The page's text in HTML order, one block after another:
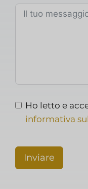
Ho letto e
informativa
Inviare